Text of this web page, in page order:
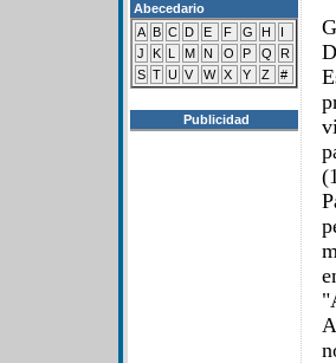
Abecedario
A B C D E F G H
I
J
K L M N O P Q
R
S T U V W X Y Z #
Publicidad